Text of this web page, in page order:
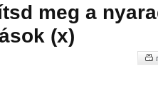
meg a
(x)